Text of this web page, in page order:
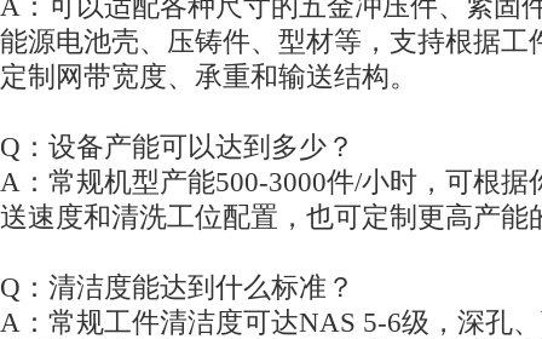
A：可以适配各种尺寸的五金冲压件、紧固
能源电池壳、压铸件、型材等，支持根据工
定制网带宽度、承重和输送结构。
Q：设备产能可以达到多少？
A：常规机型产能500-3000件/小时，可根据
送速度和清洗工位配置，也可定制更高产能
Q：清洁度能达到什么标准？
A：常规工件清洁度可达NAS 5-6级，深孔